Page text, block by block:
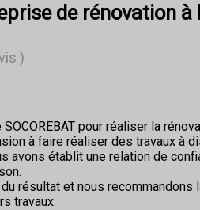
de rénovation à
)
pour réaliser la
à faire réaliser des travaux à
avons établit une relation de
résultat et nous recommandons
travaux.